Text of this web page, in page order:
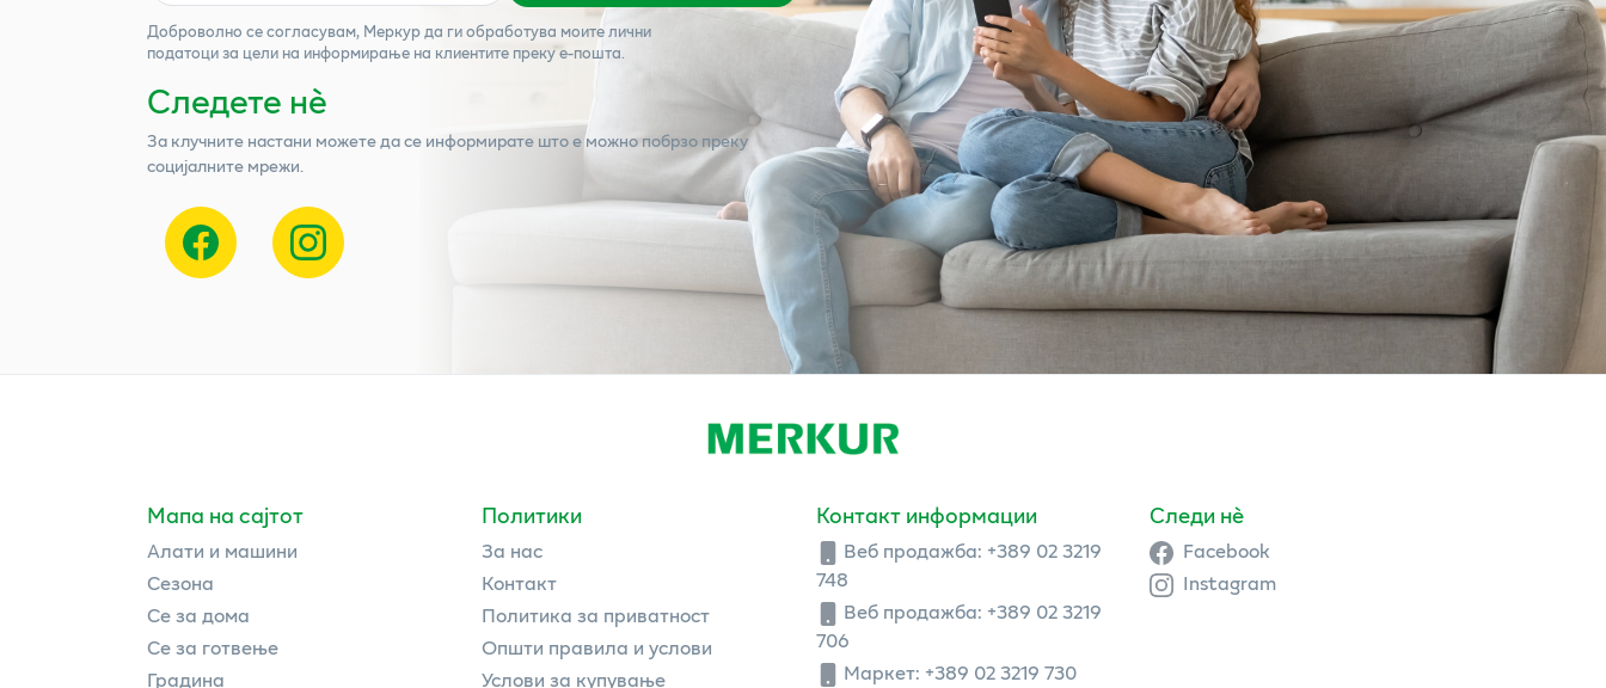
Доброволно се согласувам, Меркурда ги обработува моите лични
податоци за цели на информирање на клиентите преку е-пошта.
Следете нѐ
За клучните настани можете да се информирате што е можно побрзо преку
социјалните мрежи.
Мапа на сајтот
Алати и машини
Сезона
Се за дома
Се за готвење
Градина
Политики
За нас
Контакт
Политика за приватност
Општи правила и услови
Услови за купување
Контакт информации
Веб продажба: +389 02 3219
748
Веб продажба: +389 02 3219
706
Маркет: +389 02 3219 730
Следи нè
Facebook
Instagram